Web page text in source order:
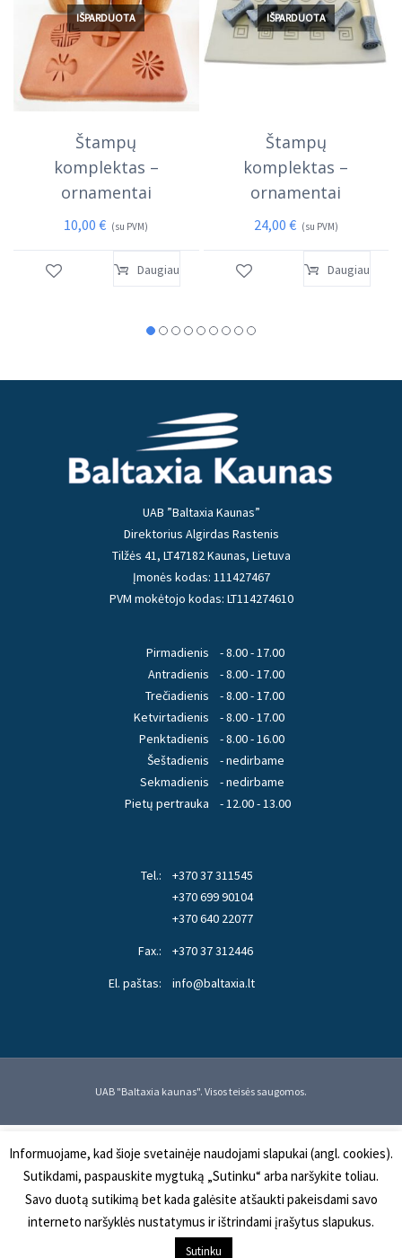
IŠPARDUOTA
Štampų
komplektas –
ornamentai
10,00€ (su PVM)
Daugiau
IŠPARDUOTA
Štampų
komplektas –
ornamentai
24,00 € (su PVM)
Daugiau
UAB ”Baltaxia Kaunas”
Direktorius Algirdas Rastenis
Tilžės 41, LT47182 Kaunas, Lietuva
Įmonės kodas: 111427467
PVM mokėtojo kodas: LT114274610
Pirmadienis
Antradienis
Trečiadienis
Ketvirtadienis
Penktadienis
Šeštadienis
Sekmadienis
Pietų pertrauka
- 8.00 - 17.00
- 8.00 - 17.00
- 8.00 - 17.00
- 8.00 - 17.00
- 8.00 - 16.00
- nedirbame
- nedirbame
- 12.00 - 13.00
Tel.:
+370 37 311545
+370 699 90104
+370 640 22077
Fax.:
+370 37 312446
El. paštas:
info@baltaxia.lt
UAB "Baltaxia kaunas". Visos teisės saugomos.
Informuojame, kad šioje svetainėje naudojami slapukai (angl. cookies).
Sutikdami, paspauskite mygtuką „Sutinku“ arba naršykite toliau.
Savo duotą sutikimą bet kada galėsite atšaukti pakeisdami savo
interneto naršyklės nustatymus ir ištrindami įrašytus slapukus.
Sutinku